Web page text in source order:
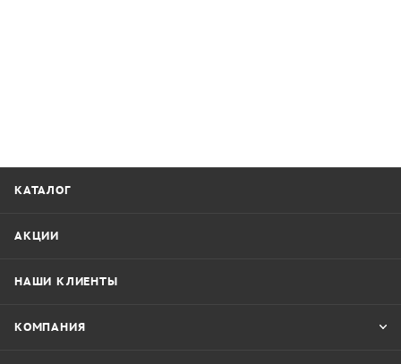
КАТАЛОГ
АКЦИИ
НАШИ КЛИЕНТЫ
КОМПАНИЯ